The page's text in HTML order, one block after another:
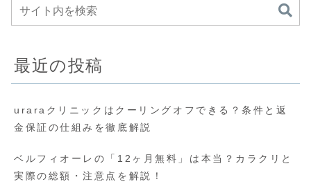
最近の投稿
uraraクリニックはクーリングオフできる？条件と返
金保証の仕組みを徹底解説
ベルフィオーレの「12ヶ月無料」は本当？カラクリと
実際の総額・注意点を解説！